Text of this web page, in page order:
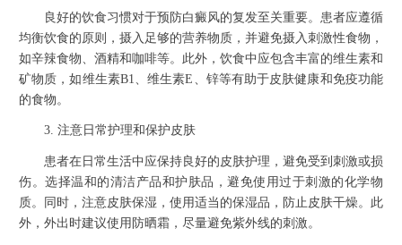
良好的饮食习惯对于预防白癜风的复发至关重要。患者应遵循
均衡饮食的原则，摄入足够的营养物质，并避免摄入刺激性食物，
如辛辣食物、酒精和咖啡等。此外，饮食中应包含丰富的维生素和
矿物质，如维生素B1、维生素E、锌等有助于皮肤健康和免疫功能
的食物。
3. 注意日常护理和保护皮肤
患者在日常生活中应保持良好的皮肤护理，避免受到刺激或损
伤。选择温和的清洁产品和护肤品，避免使用过于刺激的化学物
质。同时，注意皮肤保湿，使用适当的保湿品，防止皮肤干燥。此
外，外出时建议使用防晒霜，尽量避免紫外线的刺激。